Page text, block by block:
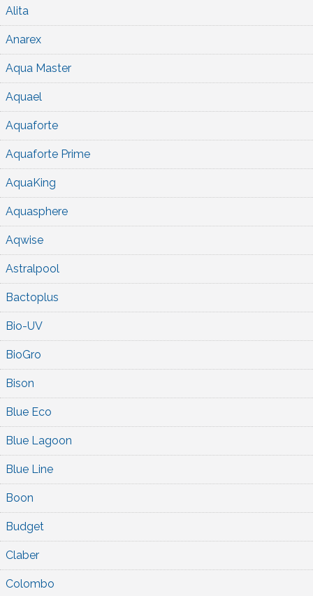
Alita
Anarex
Aqua Master
Aquael
Aquaforte
Aquaforte Prime
AquaKing
Aquasphere
Aqwise
Astralpool
Bactoplus
Bio-UV
BioGro
Bison
Blue Eco
Blue Lagoon
Blue Line
Boon
Budget
Claber
Colombo